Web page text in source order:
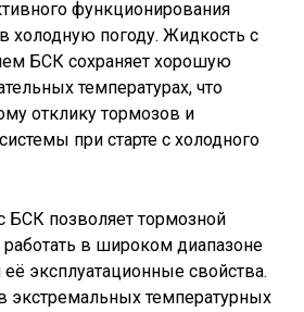
функционирования
холодную погоду. Жидкость с
БСК сохраняет хорошую
температурах, что
отклику тормозов и
при старте с холодного
БСК позволяет тормозной
в широком диапазоне
эксплуатационные свойства.
экстремальных температурных